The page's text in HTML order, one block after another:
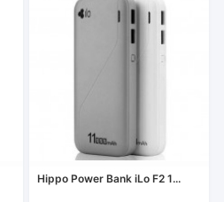
Hippo Power Bank iLo F2 1...